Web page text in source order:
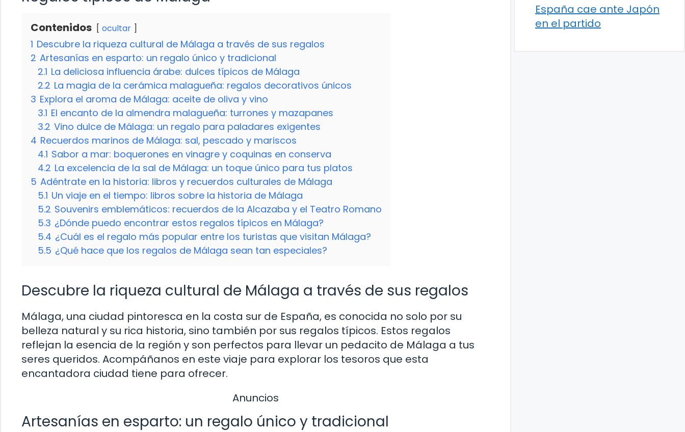
Contenidos ocultar
1 Descubre la riqueza cultural de Málaga a través de sus regalos
2 Artesanías en esparto: un regalo único y tradicional
2.1 La deliciosa influencia árabe: dulces típicos de Málaga
2.2 La magia de la cerámica malagueña: regalos decorativos únicos
3 Explora el aroma de Málaga: aceite de oliva y vino
3.1 El encanto de la almendra malagueña: turrones y mazapanes
3.2 Vino dulce de Málaga: un regalo para paladares exigentes
4 Recuerdos marinos de Málaga: sal, pescado y mariscos
4.1 Sabor a mar: boquerones en vinagre y coquinas en conserva
4.2 La excelencia de la sal de Málaga: un toque único para tus platos
5 Adéntrate en la historia: libros y recuerdos culturales de Málaga
5.1 Un viaje en el tiempo: libros sobre la historia de Málaga
5.2 Souvenirs emblemáticos: recuerdos de la Alcazaba y el Teatro Romano
5.3 ¿Dónde puedo encontrar estos regalos típicos en Málaga?
5.4 ¿Cuál es el regalo más popular entre los turistas que visitan Málaga?
5.5 ¿Qué hace que los regalos de Málaga sean tan especiales?
Descubre la riqueza cultural de Málaga a través de sus regalos
Málaga, una ciudad pintoresca en la costa sur de España, es conocida no solo por su
belleza natural y su rica historia, sino también por sus regalos típicos. Estos regalos
reflejan la esencia de la región y son perfectos para llevar un pedacito de Málaga a tus
seres queridos. Acompáñanos en este viaje para explorar los tesoros que esta
encantadora ciudad tiene para ofrecer.
Anuncios
Artesanías en esparto: un regalo único y tradicional
España cae ante Japón
en el partido